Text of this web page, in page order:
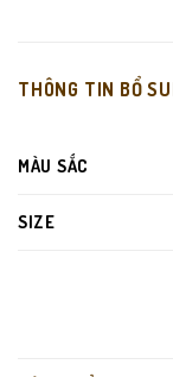
Mũi vuông thời
THÔNG TIN BỔ
MÀU SẮC
SIZE